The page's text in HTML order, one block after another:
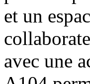
et un
avec une